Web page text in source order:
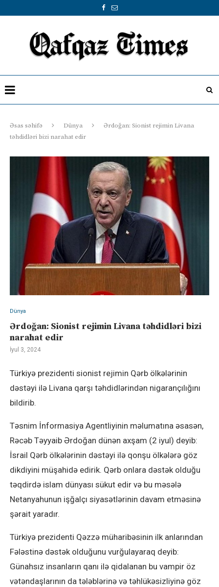
Əsas səhifə Dünya
Ərdoğan: Sionist rejimin Livana
təhdidləri bizi narahat edir
Dünya
Ərdoğan: Sionist rejimin Livana təhdidləri bizi
narahat edir
İyul 3, 2024
Türkiyə prezidenti sionist rejimin Qərb ölkələrinin
dəstəyi ilə Livana qarşı təhdidlərindən nigarançılığını
bildirib.
Təsnim İnformasiya Agentliyinin məlumatına əsasən,
Rəcəb Təyyaib Ərdoğan dünən axşam (2 iyul) deyib:
İsrail Qərb ölkələrinin dəstəyi ilə qonşu ölkələrə göz
dikdiyini müşahidə edirik. Qərb onlara dəstək olduğu
təqdirdə islam dünyası sükut edir və bu məsələ
Netanyahunun işğalçı siyasətlərinin davam etməsinə
şərait yaradır.
Türkiyə prezidenti Qəzzə müharibəsinin ilk anlarından
Fələstinə dəstək olduğunu vurğulayaraq deyib:
Günahsız insanların qanı ilə qidalanan bu vampir öz
vətəndaşlarının da tələblərinə və təhlükəsizliyinə göz